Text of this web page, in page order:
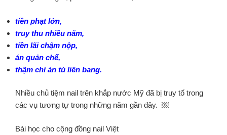
tiền phạt lớn,
truy thu nhiều năm,
tiền lãi chậm nộp,
án quản chế,
thậm chí án tù liên bang.
Nhiều chủ tiệm nail trên khắp nước Mỹ đã bị truy tố trong
các vụ tương tự trong những năm gần đây. ￼
Bài học cho cộng đồng nail Việt